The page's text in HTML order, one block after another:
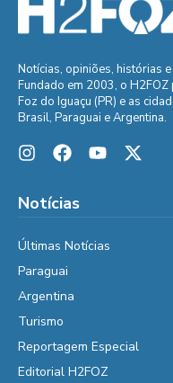
Notícias, opiniões, histórias
Fundado em 2003, o
Foz do Iguaçu (PR) e as
Brasil, Paraguai e Argentina.
Notícias
Últimas Notícias
Paraguai
Argentina
Turismo
Reportagem Especial
Editorial H2FOZ